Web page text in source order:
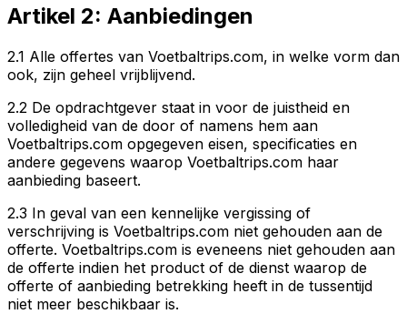
Artikel 2: Aanbiedingen
2.1 Alle offertes van Voetbaltrips.com, in welke vorm dan
ook, zijn geheel vrijblijvend.
2.2 De opdrachtgever staat in voor de juistheid en
volledigheid van de door of namens hem aan
Voetbaltrips.com opgegeven eisen, specificaties en
andere gegevens waarop Voetbaltrips.com haar
aanbieding baseert.
2.3 In geval van een kennelijke vergissing of
verschrijving is Voetbaltrips.com niet gehouden aan de
offerte. Voetbaltrips.com is eveneens niet gehouden aan
de offerte indien het product of de dienst waarop de
offerte of aanbieding betrekking heeft in de tussentijd
niet meer beschikbaar is.